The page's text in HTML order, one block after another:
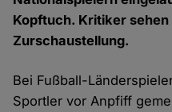
Kopftuch. Kritiker
Zurschaustellung.
Bei Fußball-
Sportler vor Anpfiff